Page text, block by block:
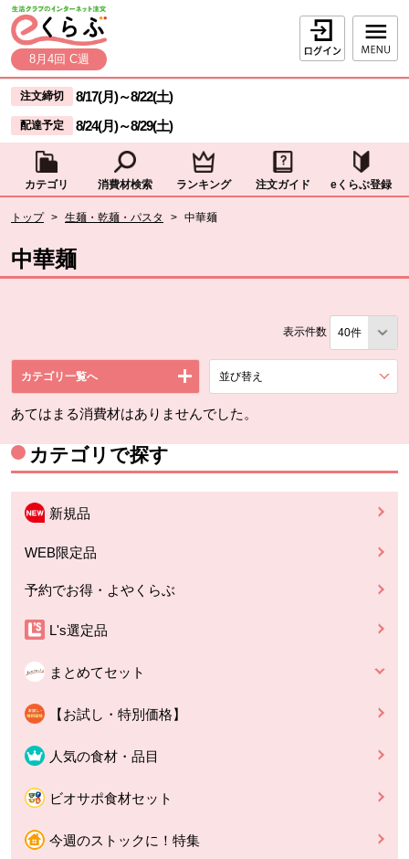
ページの先頭です。
本文へジャンプする。
8月4回 C週
ログイン
ここからサイト内共通メニューです。
サイト内共通メニューをスキップする
注文締切 8/17(月)～8/22(土)
配達予定 8/24(月)～8/29(土)
カテゴリ 消費材検索 ランキング 注文ガイド eくらぶ登録
トップ > 生麺・乾麺・パスタ > 中華麺
中華麺
表示件数
カテゴリ一覧へ 並び替え
あてはまる消費材はありませんでした。
カテゴリで探す
新規品
WEB限定品
予約でお得・よやくらぶ
L's選定品
まとめてセット
【お試し・特別価格】
人気の食材・品目
ビオサポ食材セット
今週のストックに！特集